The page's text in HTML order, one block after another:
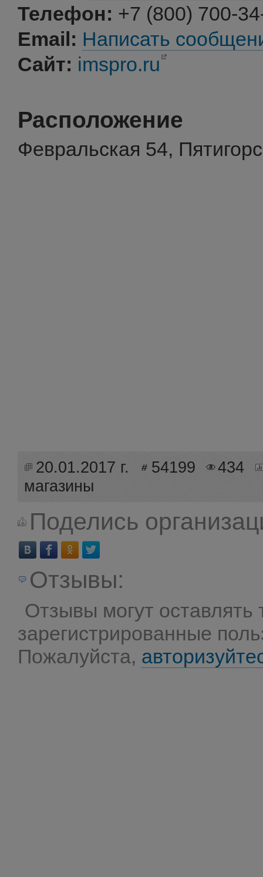
Телефон: +7 (800) 700-
Email: Написать
Сайт: imspro.ru
Расположение
Февральская 54,
20.01.2017 г. 54199
434
магазины
Поделись
Отзывы:
Отзывы могут оставлять
зарегистрированные
Пожалуйста,